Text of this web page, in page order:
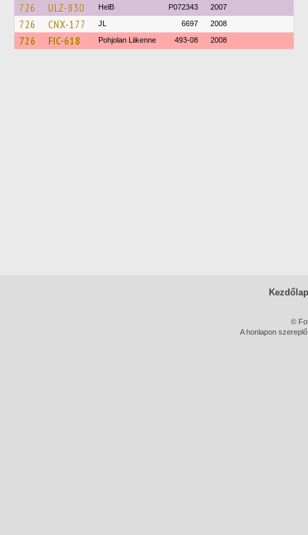
726 ULZ-830 HelB P072343 2007
726 CNX-177 JL 6697 2008
726 FIC-618 Pohjolan Liikenne 493-08 2008
Kezdőlap
©
A honlapon